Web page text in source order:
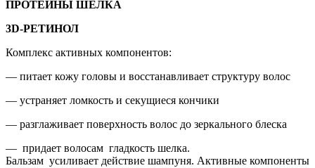
ПРОТЕИНЫ ШЕЛКА
3D-РЕТИНОЛ
Комплекс активных компонентов:
— питает кожу головы и восстанавливает структуру волос
— устраняет ломкость и секущиеся кончики
— разглаживает поверхность волос до зеркального блеска
— придает волосам гладкость шелка.
Бальзам усиливает действие шампуня. Активные компоненты